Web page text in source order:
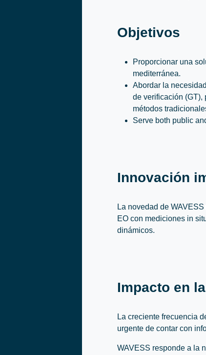
Objetivos
Proporcionar una
mediterránea.
Abordar la
de verificación (GT),
métodos
Serve both public
Innovación
La novedad de
EO con mediciones in
dinámicos.
Impacto en
La creciente frecuencia
urgente de contar con
WAVESS responde a la